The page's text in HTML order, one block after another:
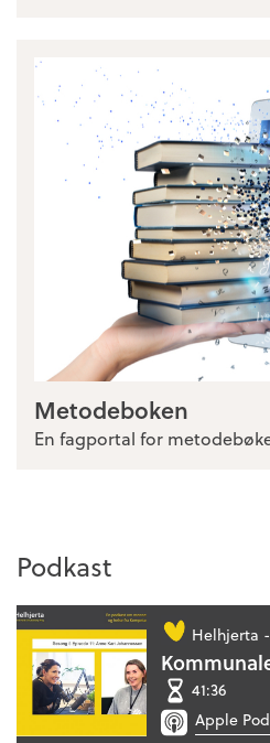
Metodeboken
En fagportal for
Podkast
Helhjerta -
41:36
Apple